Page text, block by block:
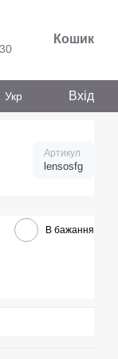
Кошик
Укр Вхід
Артикул
lensosfg
В бажання